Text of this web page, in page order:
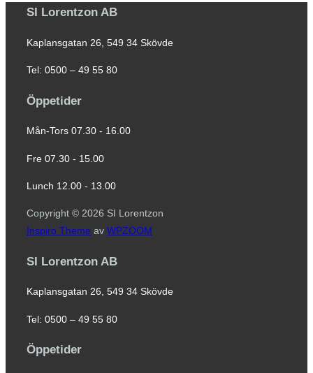
SI Lorentzon AB
Kaplansgatan 26, 549 34 Skövde
Tel: 0500 – 49 55 80
Öppetider
Mån-Tors 07.30 - 16.00
Fre 07.30 - 15.00
Lunch 12.00 - 13.00
Copyright © 2026 SI Lorentzon
Inspiro Theme av WPZOOM
SI Lorentzon AB
Kaplansgatan 26, 549 34 Skövde
Tel: 0500 – 49 55 80
Öppetider